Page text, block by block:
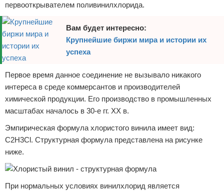
первооткрывателем поливинилхлорида.
Вам будет интересно:
Крупнейшие биржи мира и истории их
успеха
Первое время данное соединение не вызывало никакого
интереса в среде коммерсантов и производителей
химической продукции. Его производство в промышленных
масштабах началось в 30-е гг. XX в.
Эмпирическая формула хлористого винила имеет вид:
C2H3Cl. Структурная формула представлена на рисунке
ниже.
При нормальных условиях винилхлорид является